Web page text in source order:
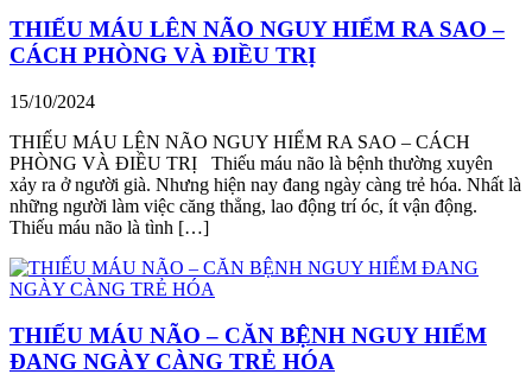
THIẾU MÁU LÊN NÃO NGUY HIỂM RA SAO –
CÁCH PHÒNG VÀ ĐIỀU TRỊ
15/10/2024
THIẾU MÁU LÊN NÃO NGUY HIỂM RA SAO – CÁCH
PHÒNG VÀ ĐIỀU TRỊ Thiếu máu não là bệnh thường xuyên
xảy ra ở người già. Nhưng hiện nay đang ngày càng trẻ hóa. Nhất là
những người làm việc căng thẳng, lao động trí óc, ít vận động.
Thiếu máu não là tình […]
THIẾU MÁU NÃO – CĂN BỆNH NGUY HIỂM
ĐANG NGÀY CÀNG TRẺ HÓA